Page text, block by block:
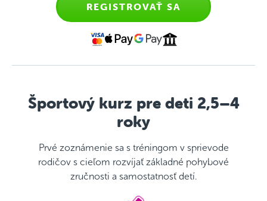
REGISTROVAŤ SA
Športový kurz pre deti 2,5–4
roky
Prvé zoznámenie sa s tréningom v sprievode
rodičov s cieľom rozvíjať základné pohybové
zručnosti a samostatnosť detí.